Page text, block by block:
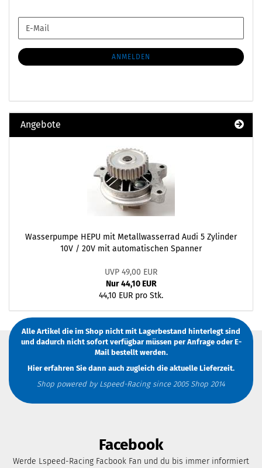
ZUR
ANMELDUNG
E-
Mail
ANMELDEN
Angebote
Wasserpumpe HEPU mit Metallwasserrad Audi 5 Zylinder
10V / 20V mit automatischen Spanner
UVP 49,00 EUR
Nur 44,10 EUR
44,10 EUR pro Stk.
Alle Artikel die im Shop nicht mit Lagerbestand hinterlegt sind
und dadurch nicht sofort verfügbar müssen per AnfrageoderE-
Mailbestellt werden.
Hier erfahren Sie dann auch zugleich die aktuelle Lieferzeit.
Shop powered by Lspeed-Racing since 2005 Shop 2014
Facebook
Werde Lspeed-Racing Facbook Fan und du bis immer informiert